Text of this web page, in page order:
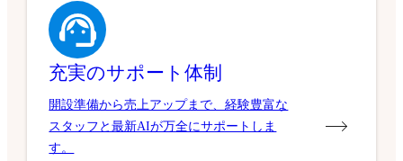
充実のサポート体制
開設準備から売上アップまで、経験豊富な
スタッフと最新AIが万全にサポートしま
す。